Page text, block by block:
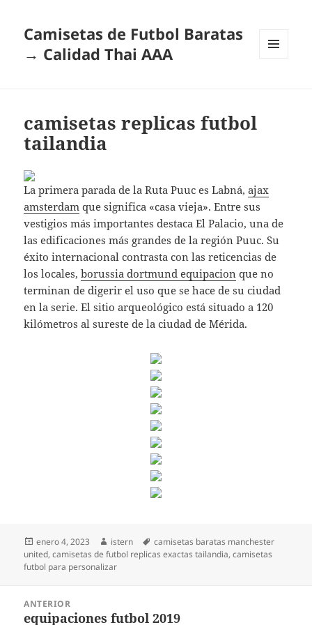
Camisetas de Futbol Baratas
→ Calidad Thai AAA
camisetas replicas futbol
tailandia
La primera parada de la Ruta Puuc es Labná,ajax
amsterdam que significa «casa vieja». Entre sus
vestigios más importantes destaca El Palacio, una de
las edificaciones más grandes de la región Puuc. Su
éxito internacional contrasta con las reticencias de
los locales,borussia dortmund equipacion que no
terminan de digerir el uso que se hace de su ciudad
en la serie. El sitio arqueológico está situado a 120
kilómetros al sureste de la ciudad de Mérida.
Publicado
el
enero 4, 2023 Autor
istern Etiquetas
camisetas baratas manchester
united,camisetas de futbol replicas exactas tailandia,camisetas
futbol para personalizar
ANTERIOR
Entrada
equipaciones futbol 2019